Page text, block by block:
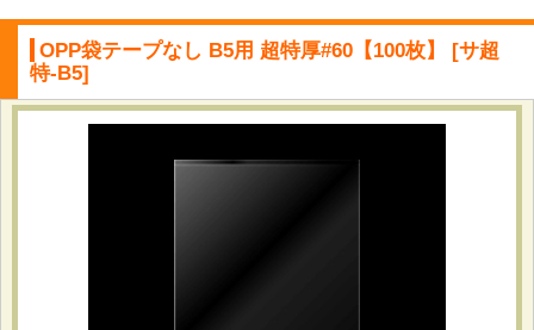
OPP袋テープなし B5用 超特厚#60【100枚】 [サ超
特-B5]